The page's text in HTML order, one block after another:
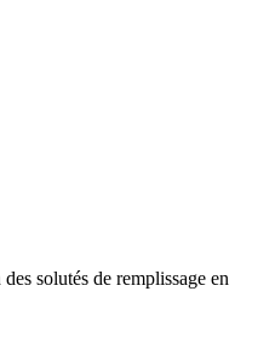
solutés de remplissage en